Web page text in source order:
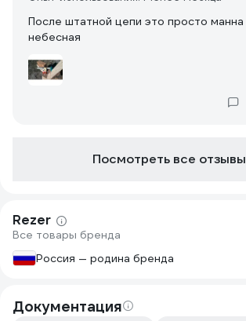
После штатной цепи это просто манна
небесная
Посмотреть все отзывы
Rezer
Все товары бренда
Россия — родина бренда
Документация